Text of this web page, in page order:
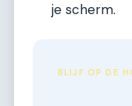
je scherm.
BLIJF OP DE